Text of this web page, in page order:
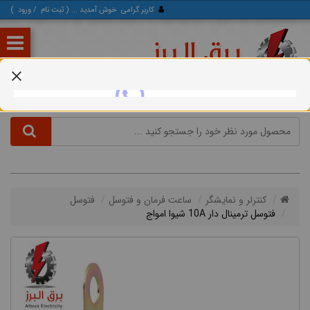
کاربر گرامی خوش آمدید ... ( ثبت‌ نام /ورود )
کنترلر و نمایشگر ساعت فرمان و فتوسل
فتوسل
فتوسل ترمینال دار 10A شیوا امواج